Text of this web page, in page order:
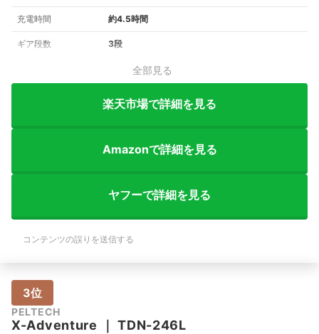
充電時間 約4.5時間
ギア段数 3段
全部見る
楽天市場で詳細を見る
Amazonで詳細を見る
ヤフーで詳細を見る
コンテンツの誤りを送信する
3位
PELTECH
X-Adventure ｜TDN-246L